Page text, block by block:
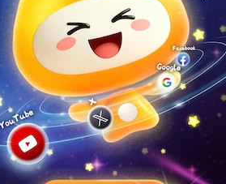
驰加速器 旋风加速器
八戒看书
速器 ios加速器
ios加速器
器 飞狗加速器
outline
ios加速器 一元机场 outline